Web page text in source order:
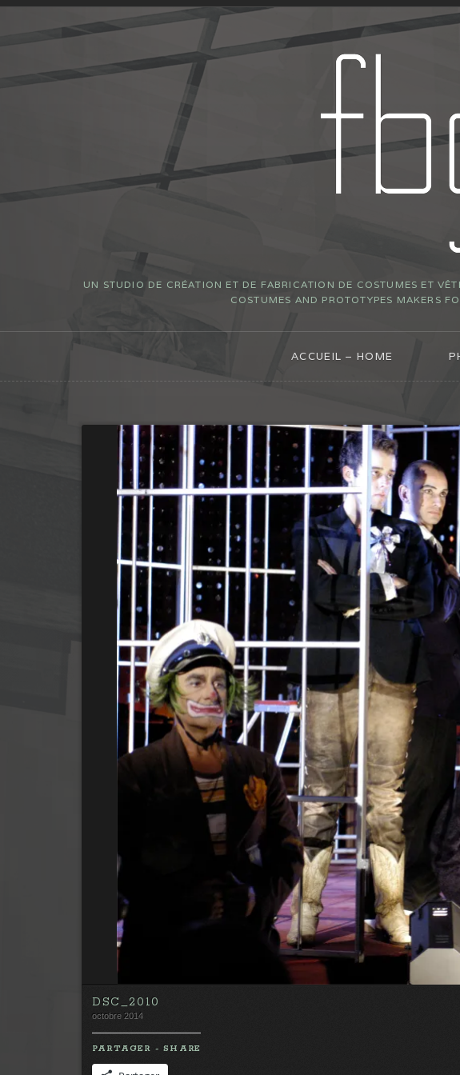
UN STUDIO DE CRÉATION ET DE FABRICATION DE COSTUMES ET
COSTUMES AND PROTOTYPES MAKERS
ACCUEIL – HOME
DSC_2010
octobre 2014
PARTAGER - SHARE